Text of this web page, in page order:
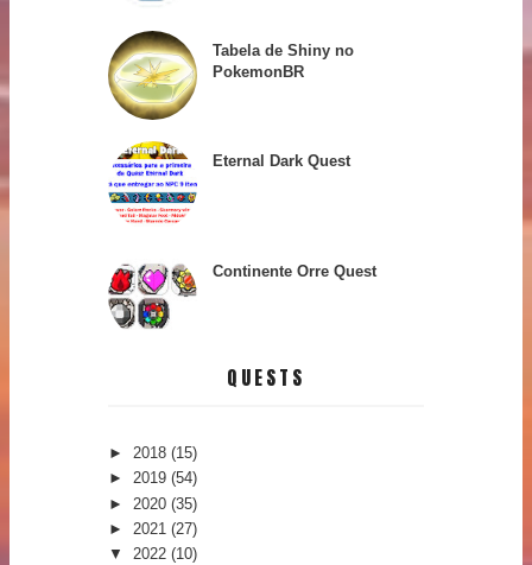
Tabela de Shiny no
PokemonBR
Eternal Dark Quest
Continente Orre Quest
QUESTS
► 2018 (15)
► 2019 (54)
► 2020 (35)
► 2021 (27)
▼ 2022 (10)